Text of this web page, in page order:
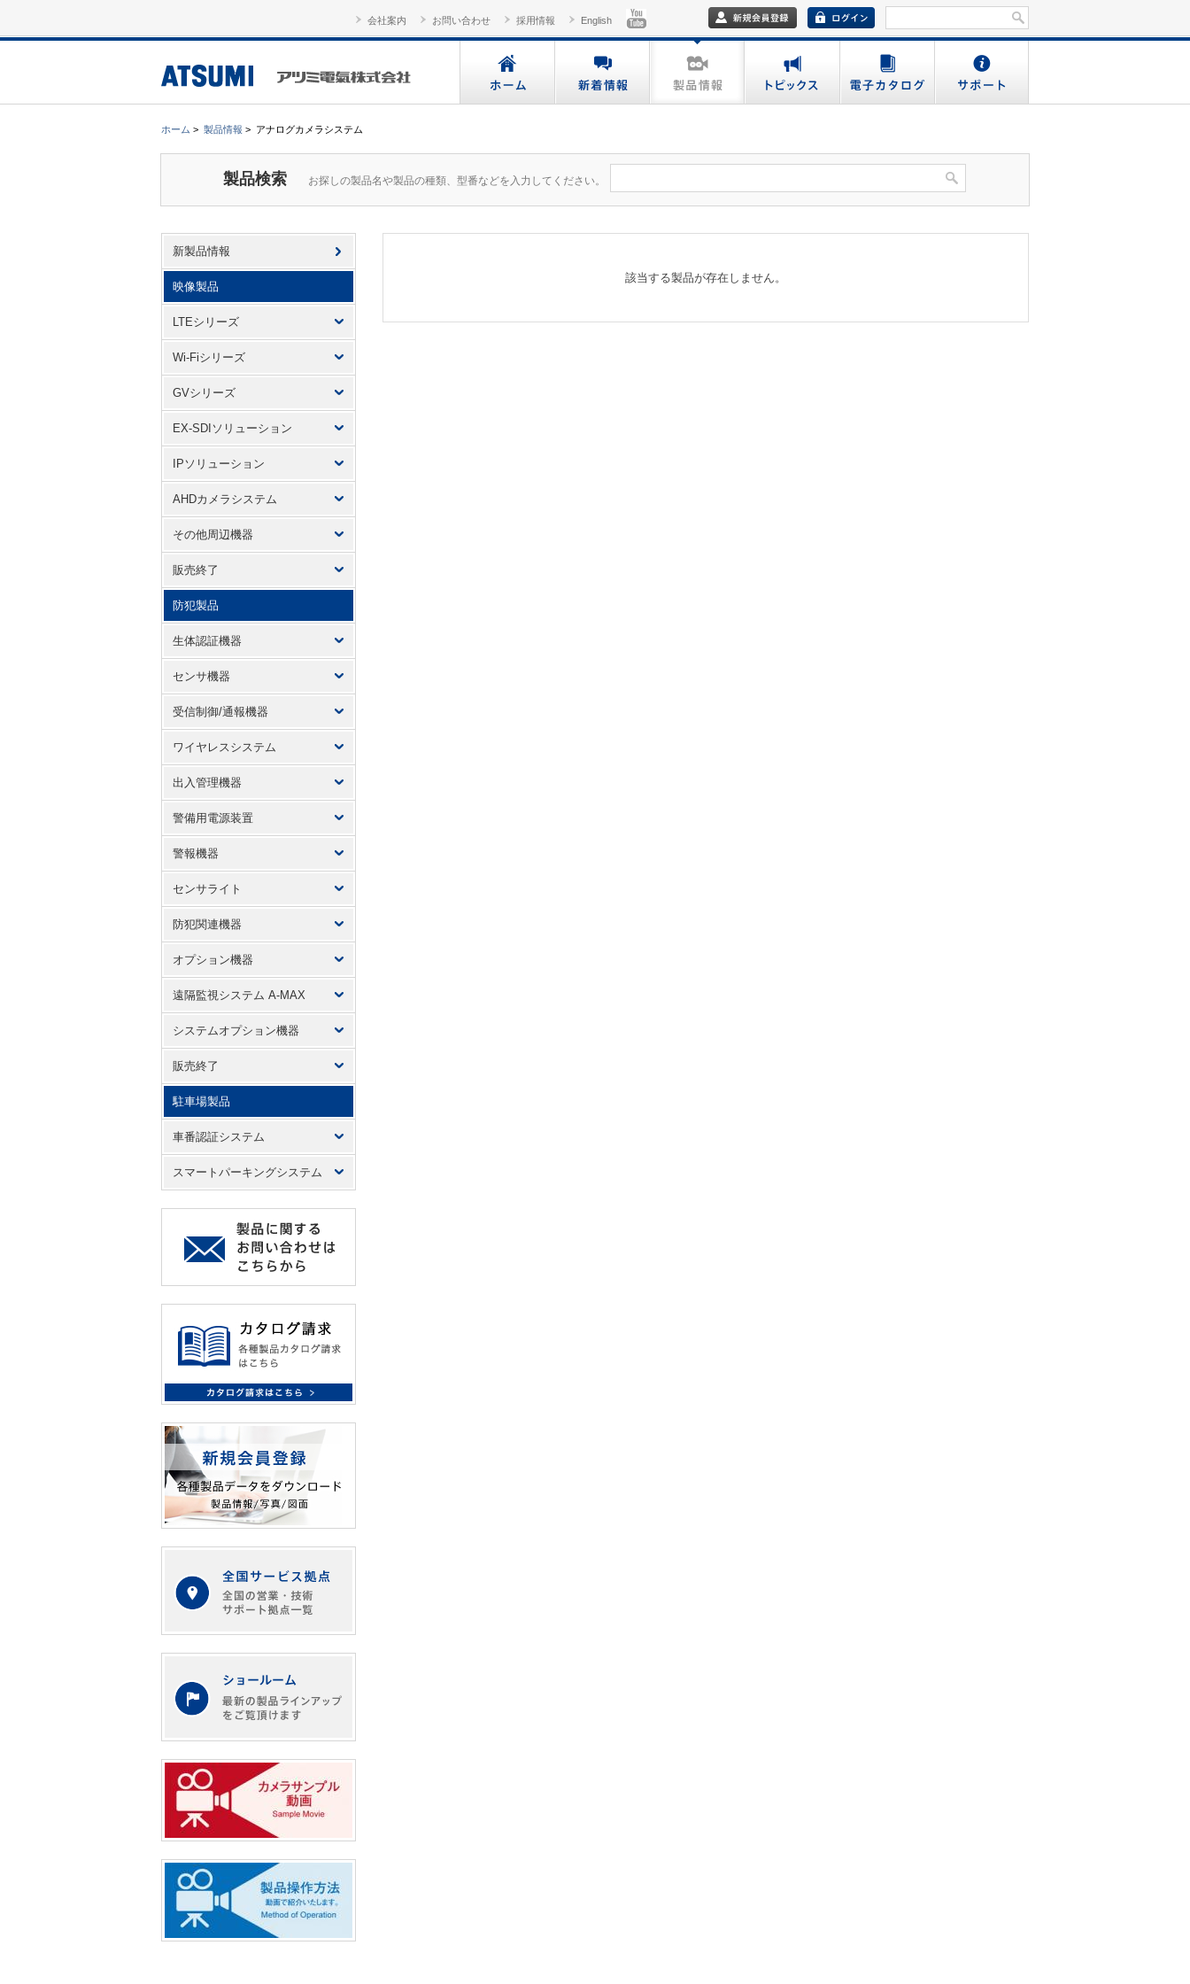
会社案内 お問い合わせ 採用情報 English
ホーム > 製品情報 > アナログカメラシステム
製品検索 お探しの製品名や製品の種類、型番などを入力してください。
該当する製品が存在しません。
新製品情報
映像製品
LTEシリーズ
Wi-Fiシリーズ
GVシリーズ
EX-SDIソリューション
IPソリューション
AHDカメラシステム
その他周辺機器
販売終了
防犯製品
生体認証機器
センサ機器
受信制御/通報機器
ワイヤレスシステム
出入管理機器
警備用電源装置
警報機器
センサライト
防犯関連機器
オプション機器
遠隔監視システム A-MAX
システムオプション機器
販売終了
駐車場製品
車番認証システム
スマートパーキングシステム